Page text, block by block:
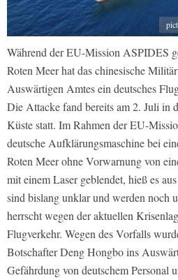
Während der EU-Mission ASPIDES
Roten Meer hat das chinesische
Auswärtigen Amtes ein deutsches
Die Attacke fand bereits am 2. Juli in
Küste statt. Im Rahmen der EU-
deutsche Aufklärungsmaschine bei
Roten Meer ohne Vorwarnung von
mit einem Laser geblendet, hieß es
sind bislang unklar und werden noch
herrscht wegen der aktuellen
Flugverkehr. Wegen des Vorfalls
Botschafter Deng Hongbo ins
Gefährdung von deutschem Personal